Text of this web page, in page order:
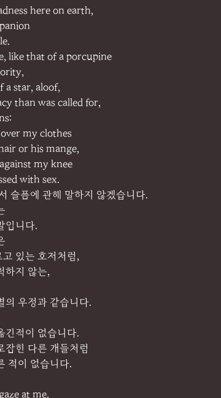
here on earth,
like that of a porcupine
a star, aloof,
than was called for,
my clothes
or his mange,
my knee
with sex.
슬픔에 관해 말하지 않겠습니다.
입니다.
있는 호저처럼,
하지 않는,
의 우정과 같습니다.
긴적이 없습니다.
잡힌 다른 개들처럼
적이 없습니다.
at me,